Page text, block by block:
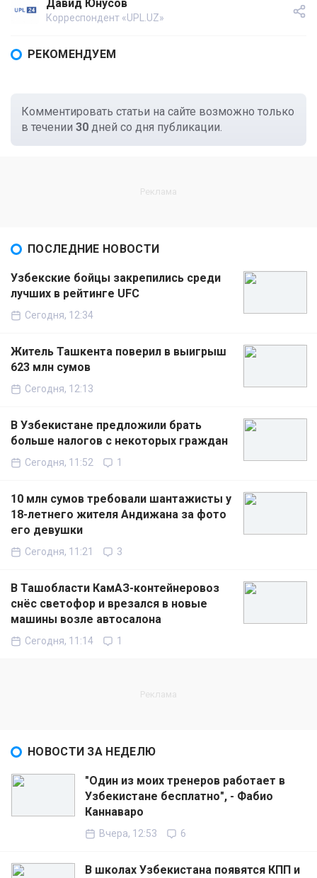
Давид Юнусов
Корреспондент «UPL.UZ»
РЕКОМЕНДУЕМ
Комментировать статьи на сайте возможно только
в течении 30 дней со дня публикации.
ПОСЛЕДНИЕ НОВОСТИ
Узбекские бойцы закрепились среди
лучших в рейтинге UFC
Сегодня, 12:34
Житель Ташкента поверил в выигрыш
623 млн сумов
Сегодня, 12:13
В Узбекистане предложили брать
больше налогов с некоторых граждан
Сегодня, 11:52 1
10 млн сумов требовали шантажисты у
18-летнего жителя Андижана за фото
его девушки
Сегодня, 11:21 3
В Ташобласти КамАЗ-контейнеровоз
снёс светофор и врезался в новые
машины возле автосалона
Сегодня, 11:14 1
НОВОСТИ ЗА НЕДЕЛЮ
"Один из моих тренеров работает в
Узбекистане бесплатно", - Фабио
Каннаваро
Вчера, 12:53 6
В школах Узбекистана появятся КПП и